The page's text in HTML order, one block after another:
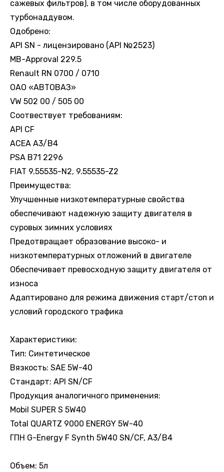
сажевых фильтров), в том числе оборудованных
турбонаддувом.
Одобрено:
API SN - лицензировано (API №2523)
MB-Approval 229.5
Renault RN 0700 / 0710
ОАО «АВТОВАЗ»
VW 502 00 / 505 00
Соотвествует требованиям:
API CF
ACEA A3/B4
PSA B71 2296
FIAT 9.55535-N2, 9.55535-Z2
Преимущества:
Улучшенные низкотемпературные свойства
обеспечивают надежную защиту двигателя в
суровых зимних условиях
Предотвращает образование высоко- и
низкотемпературных отложений в двигателе
Обеспечивает превосходную защиту двигателя от
износа
Адаптировано для режима движения старт/стоп и
условий городского трафика
Характеристики:
Тип: Синтетическое
Вязкость: SAE 5W-40
Стандарт: API SN/CF
Продукция аналогичного применения:
Mobil SUPER S 5W40
Total QUARTZ 9000 ENERGY 5W-40
ГПН G-Energy F Synth 5W40 SN/CF, A3/B4
Объем: 5л